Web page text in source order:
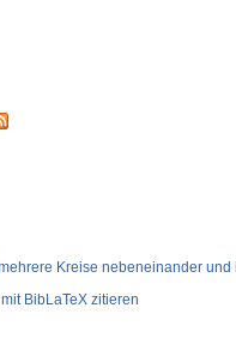
Kreise nebeneinander
BibLaTeX zitieren